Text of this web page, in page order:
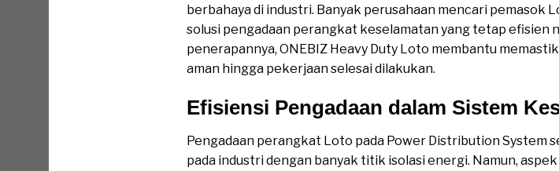
berbahaya di industri. Banyak perusahaan mencari pemasok
solusi pengadaan perangkat keselamatan yang tetap efisien
penerapannya, ONEBIZ Heavy Duty Loto membantu
aman hingga pekerjaan selesai dilakukan.
Efisiensi Pengadaan dalam Sistem
Pengadaan perangkat Loto pada Power Distribution System
pada industri dengan banyak titik isolasi energi. Namun,